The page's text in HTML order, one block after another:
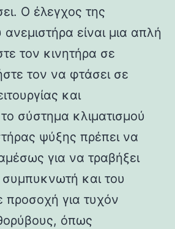
Ο έλεγχος της
ανεμιστήρα είναι μια απλή
τον κινητήρα σε
τον να φτάσει σε
και
σύστημα κλιματισμού
ψύξης πρέπει να
για να τραβήξει
και του
προσοχή για τυχόν
όπως